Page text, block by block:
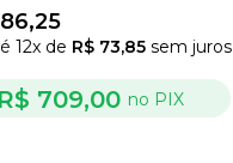
12x de R$73,85sem juros
R$ 709,00 no PIX